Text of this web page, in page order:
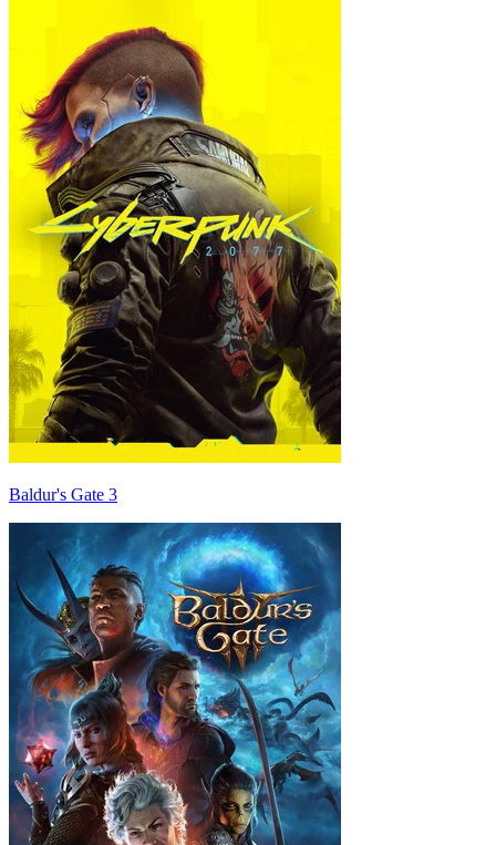
Baldur's Gate 3